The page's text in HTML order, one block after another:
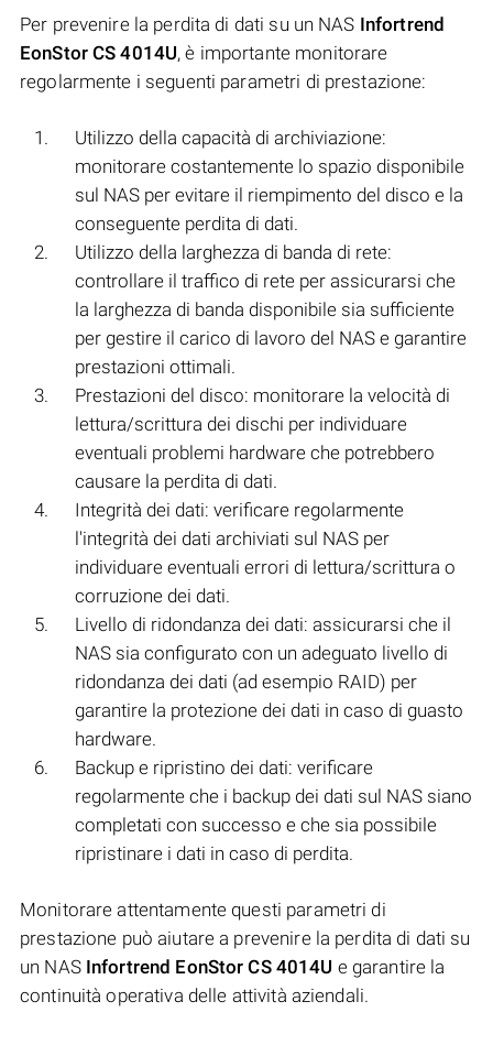
Per prevenire la perdita di dati su un NAS Infortrend
EonStor CS 4014U, è importante monitorare
regolarmente i seguenti parametri di prestazione:
Utilizzo della capacità di archiviazione:
monitorare costantemente lo spazio disponibile
sul NAS per evitare il riempimento del disco e la
conseguente perdita di dati.
Utilizzo della larghezza di banda di rete:
controllare il traffico di rete per assicurarsi che
la larghezza di banda disponibile sia sufficiente
per gestire il carico di lavoro del NAS e garantire
prestazioni ottimali.
Prestazioni del disco: monitorare la velocità di
lettura/scrittura dei dischi per individuare
eventuali problemi hardware che potrebbero
causare la perdita di dati.
Integrità dei dati: verificare regolarmente
l'integrità dei dati archiviati sul NAS per
individuare eventuali errori di lettura/scrittura o
corruzione dei dati.
Livello di ridondanza dei dati: assicurarsi che il
NAS sia configurato con un adeguato livello di
ridondanza dei dati (ad esempio RAID) per
garantire la protezione dei dati in caso di guasto
hardware.
Backup e ripristino dei dati: verificare
regolarmente che i backup dei dati sul NAS siano
completati con successo e che sia possibile
ripristinare i dati in caso di perdita.
Monitorare attentamente questi parametri di
prestazione può aiutare a prevenire la perdita di dati su
un NAS Infortrend EonStor CS 4014U e garantire la
continuità operativa delle attività aziendali.